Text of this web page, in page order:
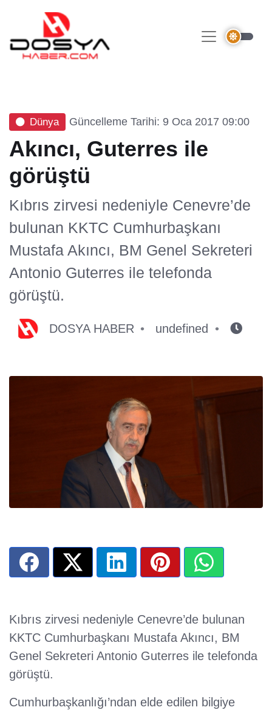
Dünya Güncelleme Tarihi: 9 Oca 2017 09:00
Akıncı, Guterres ile
görüştü
Kıbrıs zirvesi nedeniyle Cenevre’de
bulunan KKTC Cumhurbaşkanı
Mustafa Akıncı, BM Genel Sekreteri
Antonio Guterres ile telefonda
görüştü.
DOSYA HABER undefined
Kıbrıs zirvesi nedeniyle Cenevre’de bulunan
KKTC Cumhurbaşkanı Mustafa Akıncı, BM
Genel Sekreteri Antonio Guterres ile telefonda
görüştü.
Cumhurbaşkanlığı’ndan elde edilen bilgiye